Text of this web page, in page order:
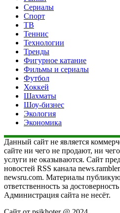
Сериалы
Спорт
ТВ
Теннис
Технологии
Тренды
Фигурное катание
Фильмы и сериалы
Футбол
Хоккей
Шахматы
Шоу-бизнес
Экология
Экономика
Данный сайт не является
сайте ни чего не продают, ни
услуги не оказываются. Сайт
новостей RSS канала
newsru.com. Материалы
ответственность за
Администрация сайта не несёт.